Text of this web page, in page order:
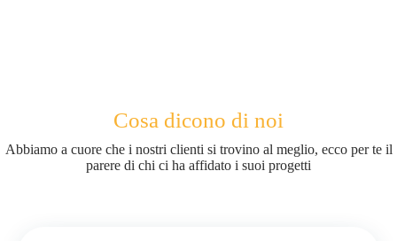
Cosa dicono di noi
Abbiamo a cuore che i nostri clienti si trovino al meglio, ecco per te il
parere di chi ci ha affidato i suoi progetti